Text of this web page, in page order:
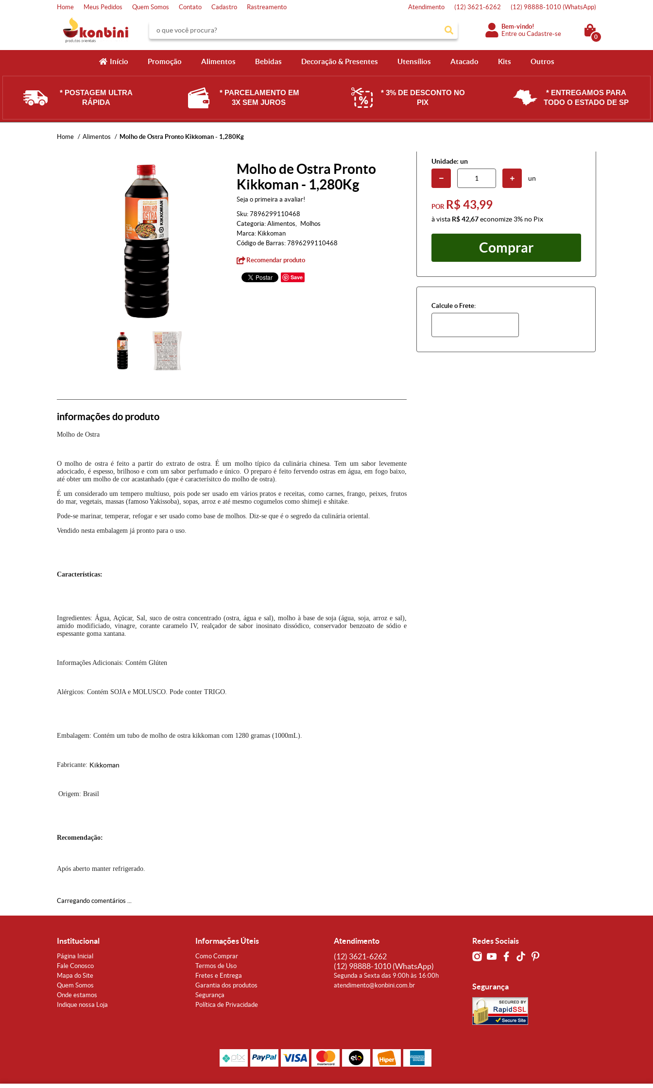
Home Meus Pedidos Quem Somos Contato Cadastro Rastreamento Atendimento (12) 3621-6262 (12) 98888-1010 (WhatsApp)
Bem-vindo!
Entre ouCadastre-se 0
Início Promoção Alimentos Bebidas Decoração & Presentes Utensílios Atacado Kits Outros
* POSTAGEM ULTRA
RÁPIDA
* PARCELAMENTO EM
3X SEM JUROS
* 3% DE DESCONTO NO
PIX
* ENTREGAMOS PARA
TODO O ESTADO DE SP
Home Alimentos Molho de Ostra Pronto Kikkoman - 1,280Kg
Molho de Ostra Pronto
Kikkoman - 1,280Kg
Seja o primeira a avaliar!
Sku: 7896299110468
Categoria: Alimentos
Molhos
Marca: Kikkoman
Código de Barras: 7896299110468
Recomendar produto
Save
Unidade: un
un
POR R$ 43,99
à vista R$ 42,67economize 3% no Pix
Comprar
Calcule o Frete:
informações do produto
Molho de Ostra
O molho de ostra é feito a partir do extrato de ostra. É um molho típico da culinária chinesa. Tem um sabor levemente
adocicado, é espesso, brilhoso e com um sabor perfumado e único. O preparo é feito fervendo ostras em água, em fogo baixo,
até obter um molho de cor acastanhado (que é caracterísitco do molho de ostra).
É um considerado um tempero multiuso, pois pode ser usado em vários pratos e receitas, como carnes, frango, peixes, frutos
do mar, vegetais, massas (famoso Yakissoba), sopas, arroz e até mesmo cogumelos como shimeji e shitake.
Pode-se marinar, temperar, refogar e ser usado como base de molhos. Diz-se que é o segredo da culinária oriental.
Vendido nesta embalagem já pronto para o uso.
Características:
Ingredientes: Água, Açúcar, Sal, suco de ostra concentrado (ostra, água e sal), molho à base de soja (água, soja, arroz e sal),
amido modificiado, vinagre, corante caramelo IV, realçador de sabor inosinato dissódico, conservador benzoato de sódio e
espessante goma xantana.
Informações Adicionais: Contém Glúten
Alérgicos: Contém SOJA e MOLUSCO. Pode conter TRIGO.
Embalagem: Contém um tubo de molho de ostra kikkoman com 1280 gramas (1000mL).
Fabricante: Kikkoman
Origem: Brasil
Recomendação:
Após aberto manter refrigerado.
Carregando comentários ...
Institucional
Página Inicial
Fale Conosco
Mapa do Site
Quem Somos
Onde estamos
Indique nossa Loja
Informações Úteis
Como Comprar
Termos de Uso
Fretes e Entrega
Garantia dos produtos
Segurança
Política de Privacidade
Atendimento
(12) 3621-6262
(12) 98888-1010 (WhatsApp)
Segunda a Sexta das 9:00h às 16:00h
atendimento@konbini.com.br
Redes Sociais
Segurança